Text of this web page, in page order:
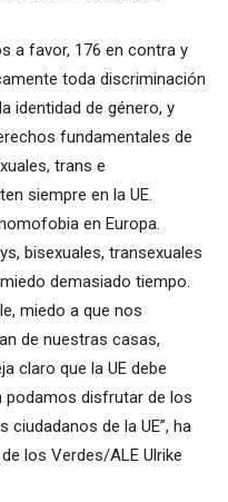
a favor, 176 en contra y
toda discriminación
identidad de género, y
fundamentales de
trans e
siempre en la UE.
en Europa.
bisexuales, transexuales
demasiado tiempo.
miedo a que nos
de nuestras casas,
claro que la UE debe
podamos disfrutar de los
de la UE”, ha
los Verdes/ALE Ulrike